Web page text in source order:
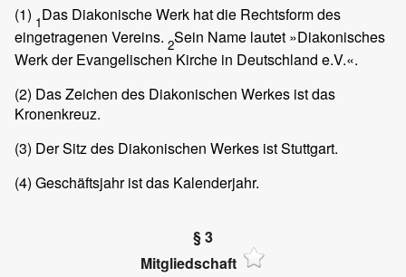
(1) 1Das Diakonische Werk hat die Rechtsform des
eingetragenen Vereins. 2Sein Name lautet »Diakonisches
Werk der Evangelischen Kirche in Deutschland e.V.«.
(2) Das Zeichen des Diakonischen Werkes ist das
Kronenkreuz.
(3) Der Sitz des Diakonischen Werkes ist Stuttgart.
(4) Geschäftsjahr ist das Kalenderjahr.
§ 3
Mitgliedschaft